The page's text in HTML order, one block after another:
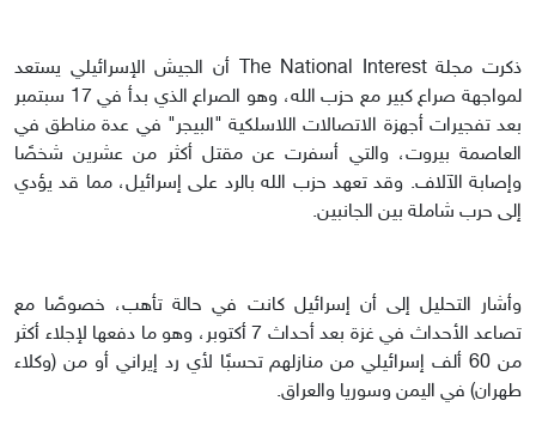
ذكرت مجلة The National Interest أن الجيش الإسرائيلي يستعد
لمواجهة صراع كبير مع حزب الله، وهو الصراع الذي بدأ في 17 سبتمبر
بعد تفجيرات أجهزة الاتصالات اللاسلكية "البيجر" في عدة مناطق في
العاصمة بيروت، والتي أسفرت عن مقتل أكثر من عشرين شخصًا
وإصابة الآلاف. وقد تعهد حزب الله بالرد على إسرائيل، مما قد يؤدي
إلى حرب شاملة بين الجانبين.
وأشار التحليل إلى أن إسرائيل كانت في حالة تأهب، خصوصًا مع
تصاعد الأحداث في غزة بعد أحداث 7 أكتوبر، وهو ما دفعها لإجلاء أكثر
من 60 ألف إسرائيلي من منازلهم تحسبًا لأي رد إيراني أو من (وكلاء
طهران) في اليمن وسوريا والعراق.